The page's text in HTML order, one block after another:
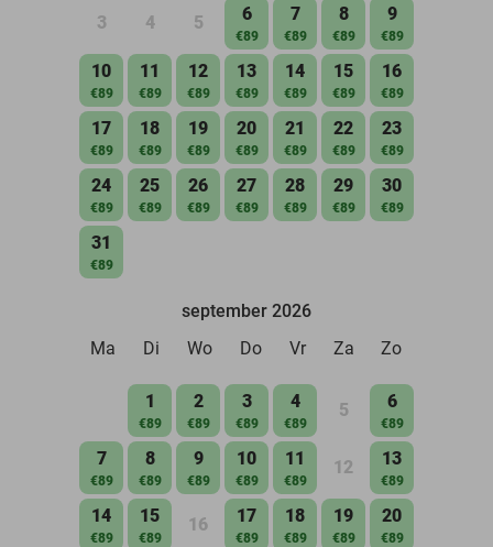
3 4 5 6
€89
7
€89
8
€89
9
€89
10
€89
11
€89
12
€89
13
€89
14
€89
15
€89
16
€89
17
€89
18
€89
19
€89
20
€89
21
€89
22
€89
23
€89
24
€89
25
€89
26
€89
27
€89
28
€89
29
€89
30
€89
31
€89
september 2026
Ma
Di Wo Do Vr Za Zo
1
€89
2
€89
3
€89
4
€89
5 6
€89
7
€89
8
€89
9
€89
10
€89
11
€89
12 13
€89
14
€89
15
€89
16 17
€89
18
€89
19
€89
20
€89